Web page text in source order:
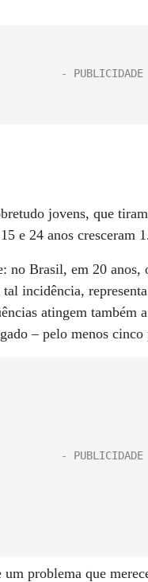
jovens, que
e 24 anos cresceram
no Brasil, em 20
incidência,
atingem também
– pelo menos cinco
problema que